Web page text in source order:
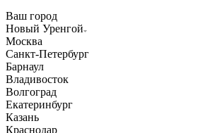
Ваш город
Новый Уренгой
Москва
Санкт-Петербург
Барнаул
Владивосток
Волгоград
Екатеринбург
Казань
Краснодар